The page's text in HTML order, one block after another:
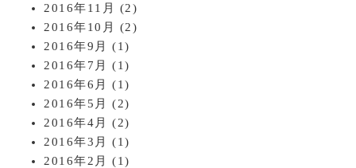
2016年11月
(2)
2016年10月
(2)
2016年9月
(1)
2016年7月
(1)
2016年6月
(1)
2016年5月
(2)
2016年4月
(2)
2016年3月
(1)
2016年2月
(1)